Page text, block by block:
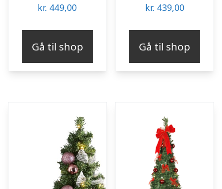
kr. 449,00
Gå til shop
kr. 439,00
Gå til shop